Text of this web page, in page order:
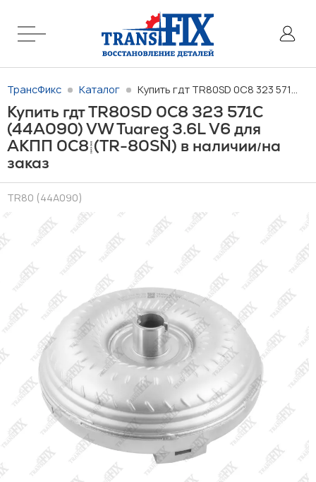
ТрансФикс Каталог Купить гдт TR80SD 0C8 323 571C (44A090) VW Tuareg 3.6L V6 для АКПП 0C8 (TR-80SN) в наличии/на заказ
Купить гдт TR80SD 0C8 323 571C
(44A090) VW Tuareg 3.6L V6 для
АКПП 0C8 (TR-80SN) в наличии/на
заказ
TR80 (44A090)